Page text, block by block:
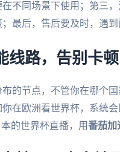
不同场景下使用；第三
最后，售后要及时，遇
线路，告别卡顿
的节点，不管你在哪个
在欧洲看世界杯，系统
的世界杯直播，用番茄加